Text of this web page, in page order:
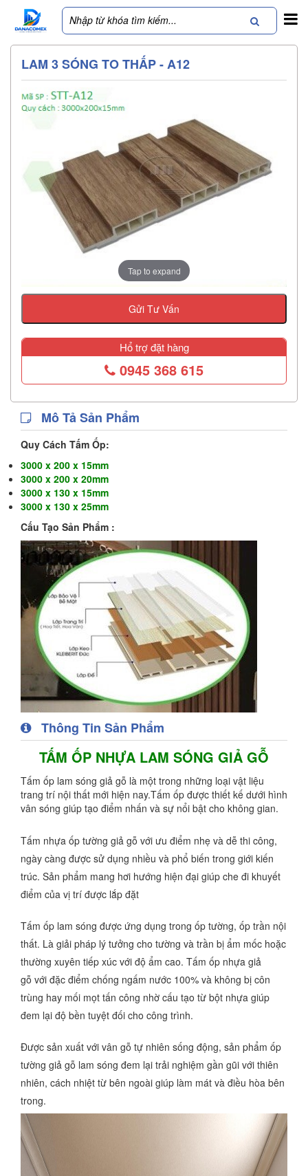
LAM 3 SÓNG TO THẤP - A12
Tap to expand
Gửi Tư Vấn
Hổ trợ đặt hàng
0945 368 615
Mô Tả Sản Phẩm
Quy Cách Tấm Ốp:
3000 x 200 x 15mm
3000 x 200 x 20mm
3000 x 130 x 15mm
3000 x 130 x 25mm
Cấu Tạo Sản Phẩm :
Thông Tin Sản Phẩm
TẤM ỐP NHỰA LAM SÓNG GIẢ GỖ
Tấm ốp lam sóng giả gỗ là một trong những loại vật liệu
trang trí nội thất mới hiện nay.Tấm ốp được thiết kế dưới hình
vân sóng giúp tạo điểm nhấn và sự nổi bật cho không gian.
Tấm nhựa ốp tường giả gỗ với ưu điểm nhẹ và dễ thi công,
ngày càng được sử dụng nhiều và phổ biến trong giới kiến
trúc. Sản phẩm mang hơi hướng hiện đại giúp che đi khuyết
điểm của vị trí được lắp đặt
Tấm ốp lam sóng được ứng dụng trong ốp tường, ốp trần nội
thất. Là giải pháp lý tưởng cho tường và trần bị ẩm mốc hoặc
thường xuyên tiếp xúc với độ ẩm cao. Tấm ốp nhựa giả
gỗ với đặc điểm chống ngấm nước 100% và không bị côn
trùng hay mối mọt tấn công nhờ cấu tạo từ bột nhựa giúp
đem lại độ bền tuyệt đối cho công trình.
Được sản xuất với vân gỗ tự nhiên sống động, sản phẩm ốp
tường giả gỗ lam sóng đem lại trải nghiệm gần gũi với thiên
nhiên, cách nhiệt từ bên ngoài giúp làm mát và điều hòa bên
trong.